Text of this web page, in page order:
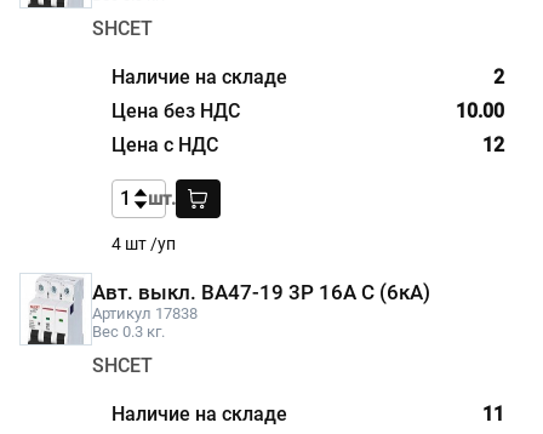
SHCET
2
4 шт /уп
10.00
12
шт.
Авт. выкл. BA47-19 3P 16А С (6кА)
Артикул 17838
Вес 0.3 кг.
SHCET
11